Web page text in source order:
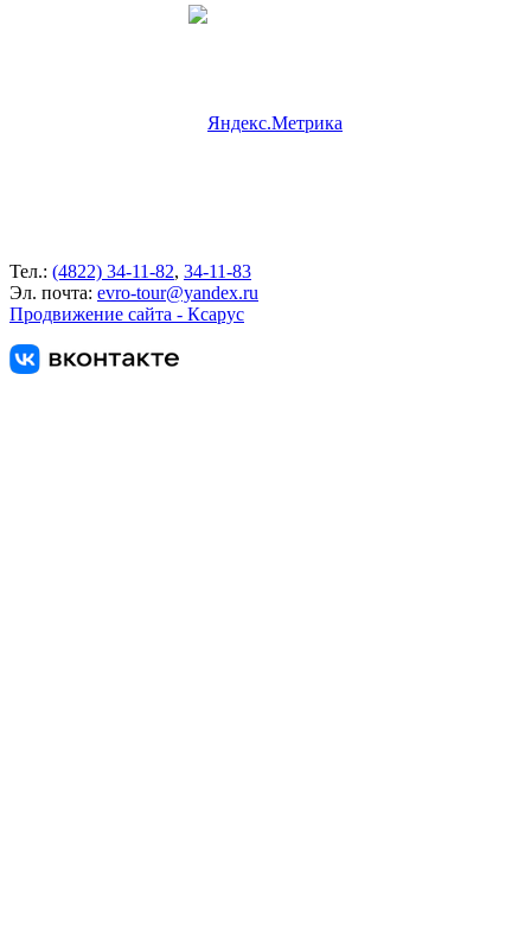
Тел.: (4822) 34-11-82, 34-11-83
Эл. почта: evro-tour@yandex.ru
Продвижение сайта - Ксарус